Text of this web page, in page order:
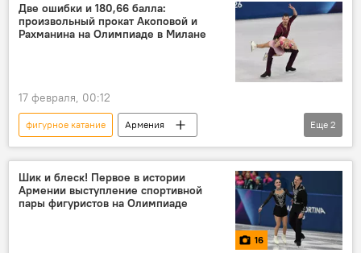
Две ошибки и 180,66 балла:
произвольный прокат Акоповой и
Рахманина на Олимпиаде в Милане
17 февраля, 00:12
фигурное катание
Армения
Новости Армения
Видео
Еще 2
Шик и блеск! Первое в истории
Армении выступление спортивной
пары фигуристов на Олимпиаде
16